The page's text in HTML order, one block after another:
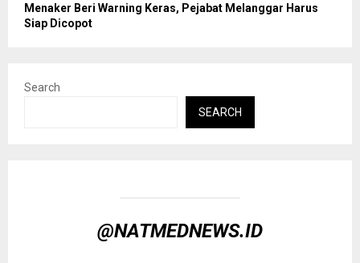
Menaker Beri Warning Keras, Pejabat Melanggar Harus
Siap Dicopot
Search
SEARCH
@NATMEDNEWS.ID